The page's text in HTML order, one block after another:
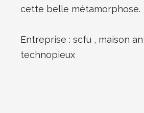
cette belle métamorphose.
Entreprise : scfu , maison
technopieux